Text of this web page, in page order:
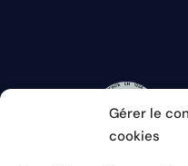
Gérer le
cookies